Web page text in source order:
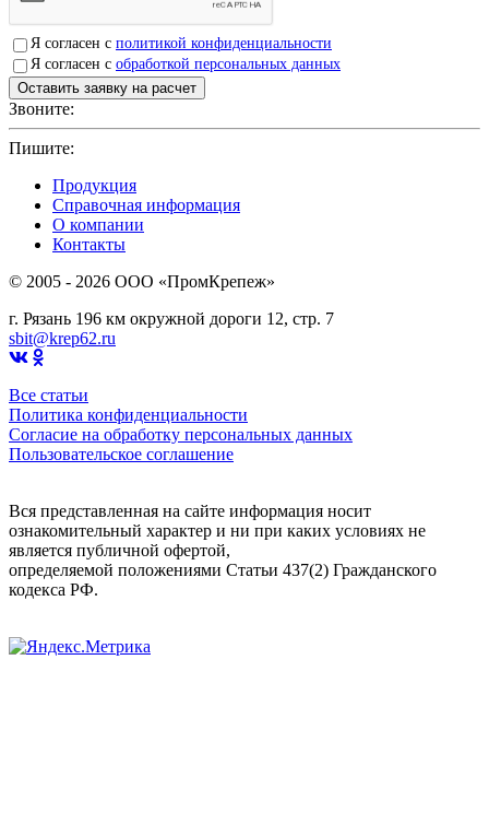
Я согласен с политикой конфиденциальности
Я согласен с обработкой персональных данных
Звоните:
Пишите:
Продукция
Справочная информация
О компании
Контакты
© 2005 - 2026 OOO «ПромКрепеж»
г. Рязань 196 км окружной дороги 12, стр. 7
sbit@krep62.ru
Все статьи
Политика конфиденциальности
Согласие на обработку персональных данных
Пользовательское соглашение
Вся представленная на сайте информация носит
ознакомительный характер и ни при каких условиях не
является публичной офертой,
определяемой положениями Статьи 437(2) Гражданского
кодекса РФ.